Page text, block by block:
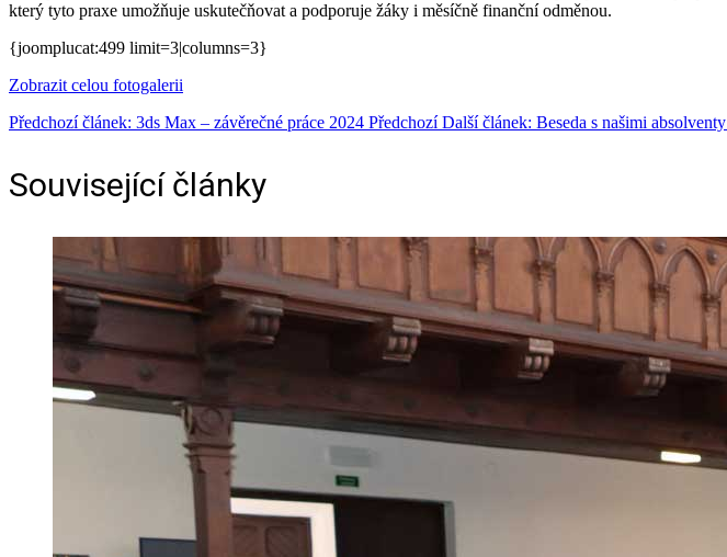
který tyto praxe umožňuje uskutečňovat a podporuje žáky i měsíčně finanční odměnou.
{joomplucat:499 limit=3|columns=3}
Zobrazit celou fotogalerii
Předchozí článek: 3ds Max – závěrečné práce 2024 Předchozí Další článek: Beseda s našimi absolventy
Související články